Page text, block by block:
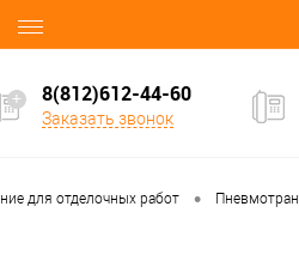
8(812)612-44-60
Заказать звонок
для отделочных работ •